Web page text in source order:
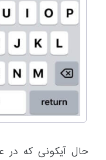
حال آیکونی که در